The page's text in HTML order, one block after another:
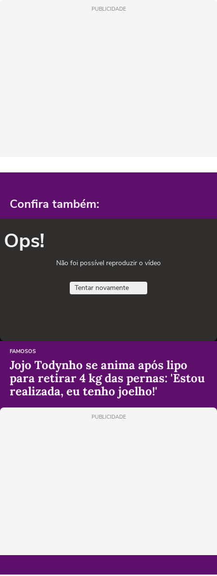
PUBLICIDADE
Confira também:
Ops!
Não foi possível reproduzir o vídeo
Tentar novamente
FAMOSOS
Jojo Todynho se anima após lipo
para retirar 4 kg das pernas: 'Estou
realizada, eu tenho joelho!'
PUBLICIDADE